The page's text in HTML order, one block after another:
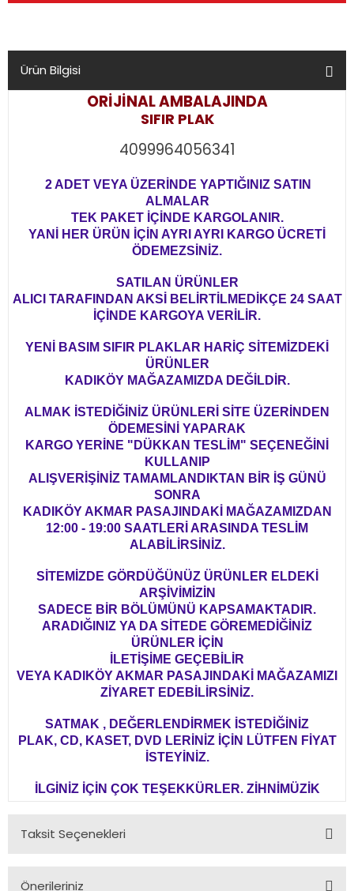
Ürün Bilgisi
ORİJİNAL AMBALAJINDA
SIFIR PLAK
4099964056341
2 ADET VEYA ÜZERİNDE YAPTIĞINIZ SATIN
ALMALAR
TEK PAKET İÇİNDE KARGOLANIR.
YANİ HER ÜRÜN İÇİN AYRI AYRI KARGO ÜCRETİ
ÖDEMEZSİNİZ.
SATILAN ÜRÜNLER
ALICI TARAFINDAN AKSİ BELİRTİLMEDİKÇE 24 SAAT
İÇİNDE KARGOYA VERİLİR.
YENİ BASIM SIFIR PLAKLAR HARİÇ SİTEMİZDEKİ
ÜRÜNLER
KADIKÖY MAĞAZAMIZDA DEĞİLDİR.
ALMAK İSTEDİĞİNİZ ÜRÜNLERİ SİTE ÜZERİNDEN
ÖDEMESİNİ YAPARAK
KARGO YERİNE "DÜKKAN TESLİM" SEÇENEĞİNİ
KULLANIP
ALIŞVERİŞİNİZ TAMAMLANDIKTAN BİR İŞ GÜNÜ
SONRA
KADIKÖY AKMAR PASAJINDAKİ MAĞAZAMIZDAN
12:00 - 19:00 SAATLERİ ARASINDA TESLİM
ALABİLİRSİNİZ.
SİTEMİZDE GÖRDÜĞÜNÜZ ÜRÜNLER ELDEKİ
ARŞİVİMİZİN
SADECE BİR BÖLÜMÜNÜ KAPSAMAKTADIR.
ARADIĞINIZ YA DA SİTEDE GÖREMEDİĞİNİZ
ÜRÜNLER İÇİN
İLETİŞİME GEÇEBİLİR
VEYA KADIKÖY AKMAR PASAJINDAKİ MAĞAZAMIZI
ZİYARET EDEBİLİRSİNİZ.
SATMAK , DEĞERLENDİRMEK İSTEDİĞİNİZ
PLAK, CD, KASET, DVD LERİNİZ İÇİN LÜTFEN FİYAT
İSTEYİNİZ.
İLGİNİZ İÇİN ÇOK TEŞEKKÜRLER. ZİHNİMÜZİK
Taksit Seçenekleri
Önerileriniz